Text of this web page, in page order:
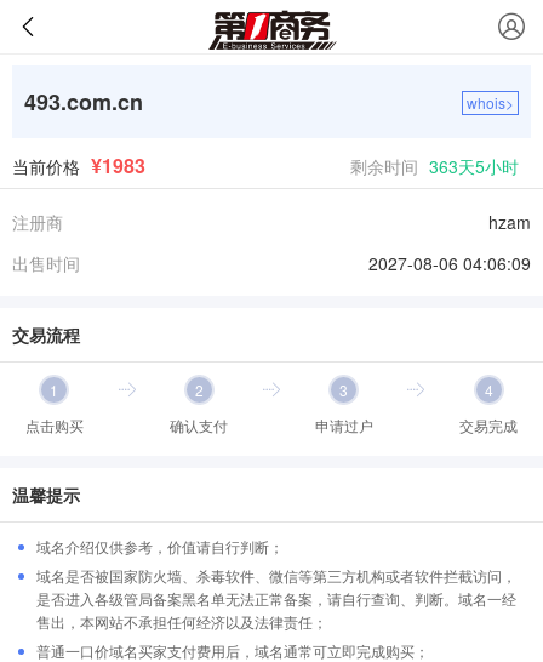
493.com.cn whois>
当前价格 ¥1983 剩余时间 363天5小时
注册商
hzam
出售时间
2027-08-06 04:06:09
交易流程
1
点击购买
2
确认支付
3
申请过户
4
交易完成
温馨提示
域名介绍仅供参考，价值请自行判断；
域名是否被国家防火墙、杀毒软件、微信等第三方机构或者软件拦截访问，
是否进入各级管局备案黑名单无法正常备案，请自行查询、判断。域名一经
售出，本网站不承担任何经济以及法律责任；
普通一口价域名买家支付费用后，域名通常可立即完成购买；